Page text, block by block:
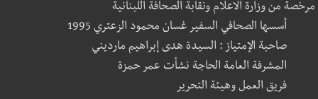
مرخصة من وزارة الاعلام ونقابة الصحافة اللبنانية
أسسها الصحافي السفير غسان محمود الزعتري 1995
صاحبة الإمتياز : السيدة هدى إبراهيم مارديني
المشرفة العامة الحاجة نشأت عمر حمزة
فريق العمل وهيئة التحرير